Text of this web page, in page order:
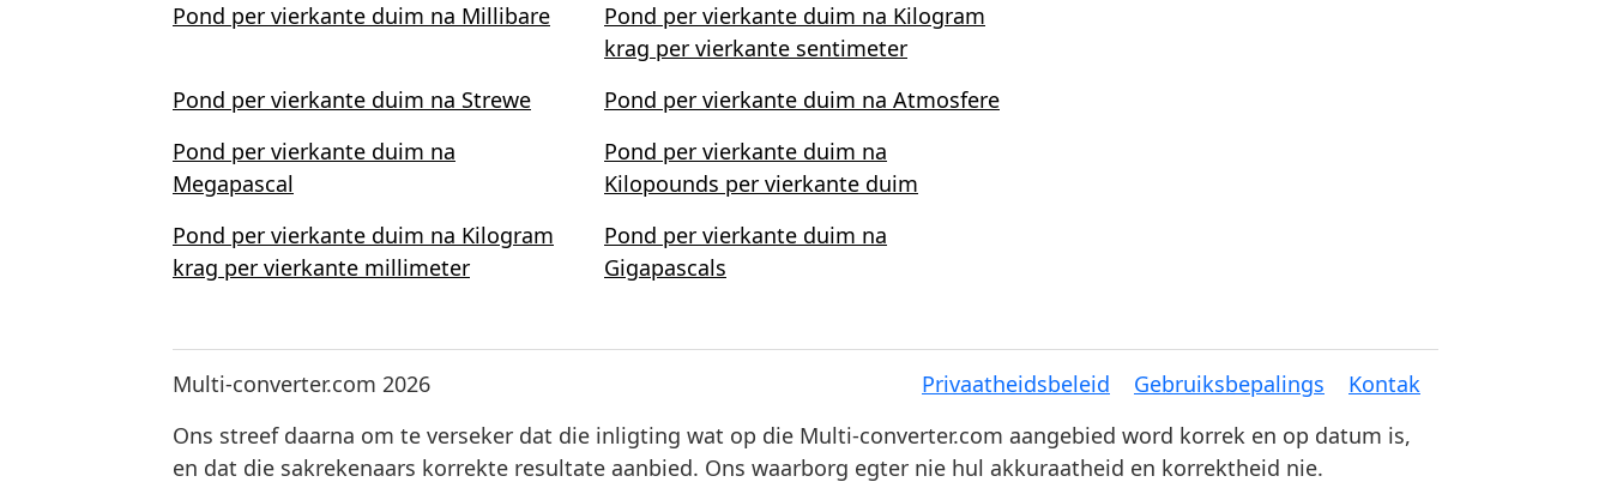
Pond per vierkante duim na Millibare
Pond per vierkante duim na Kilogram
krag per vierkante sentimeter
Pond per vierkante duim na Strewe
Pond per vierkante duim na Atmosfere
Pond per vierkante duim na
Megapascal
Pond per vierkante duim na
Kilopounds per vierkante duim
Pond per vierkante duim na Kilogram
krag per vierkante millimeter
Pond per vierkante duim na
Gigapascals
Multi-converter.com 2026 Privaatheidsbeleid Gebruiksbepalings
Kontak
Ons streef daarna om te verseker dat die inligting wat op die Multi-converter.com aangebied word korrek en op datum is,
en dat die sakrekenaars korrekte resultate aanbied. Ons waarborg egter nie hul akkuraatheid en korrektheid nie.